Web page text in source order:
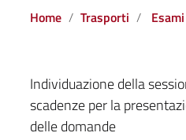
Home Trasporti Esami
Individuazione della
scadenze per la
delle domande